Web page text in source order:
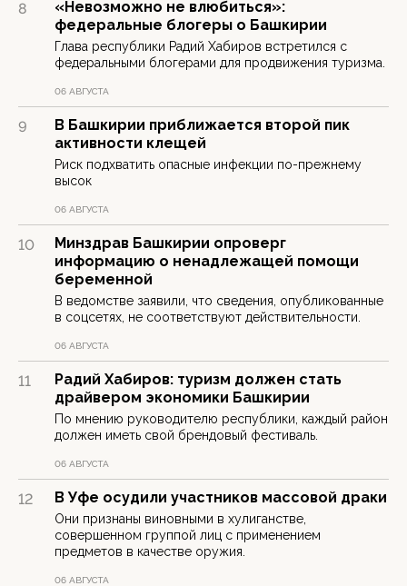
8
«Невозможно не влюбиться»:
федеральные блогеры о Башкирии
Глава республики Радий Хабиров встретился с
федеральными блогерами для продвижения туризма.
06 АВГУСТА
9
В Башкирии приближается второй пик
активности клещей
Риск подхватить опасные инфекции по-прежнему
высок
06 АВГУСТА
10
Минздрав Башкирии опроверг
информацию о ненадлежащей помощи
беременной
В ведомстве заявили, что сведения, опубликованные
в соцсетях, не соответствуют действительности.
06 АВГУСТА
11
Радий Хабиров: туризм должен стать
драйвером экономики Башкирии
По мнению руководителю республики, каждый район
должен иметь свой брендовый фестиваль.
06 АВГУСТА
12 В Уфе осудили участников массовой драки
Они признаны виновными в хулиганстве,
совершенном группой лиц с применением
предметов в качестве оружия.
06 АВГУСТА